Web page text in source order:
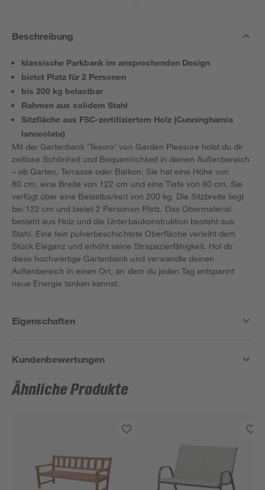
Beschreibung
klassische Parkbank im ansprechenden Design
bietet Platz für 2 Personen
bis 200 kg belastbar
Rahmen aus solidem Stahl
Sitzfläche aus FSC-zertifiziertem Holz (Cunninghamia
lanceolata)
Mit der Gartenbank 'Tesoro' von Garden Pleasure holst du dir
zeitlose Schönheit und Bequemlichkeit in deinen Außenbereich
– ob Garten, Terrasse oder Balkon. Sie hat eine Höhe von
80 cm, eine Breite von 122 cm und eine Tiefe von 60 cm. Sie
verfügt über eine Belastbarkeit von 200 kg. Die Sitzbreite liegt
bei 122 cm und bietet 2 Personen Platz. Das Obermaterial
besteht aus Holz und die Unterbaukonstruktion besteht aus
Stahl. Eine fein pulverbeschichtete Oberfläche verleiht dem
Stück Eleganz und erhöht seine Strapazierfähigkeit. Hol dir
diese hochwertige Gartenbank und verwandle deinen
Außenbereich in einen Ort, an dem du jeden Tag entspannt
neue Energie tanken kannst.
Eigenschaften
Kundenbewertungen
Ähnliche Produkte